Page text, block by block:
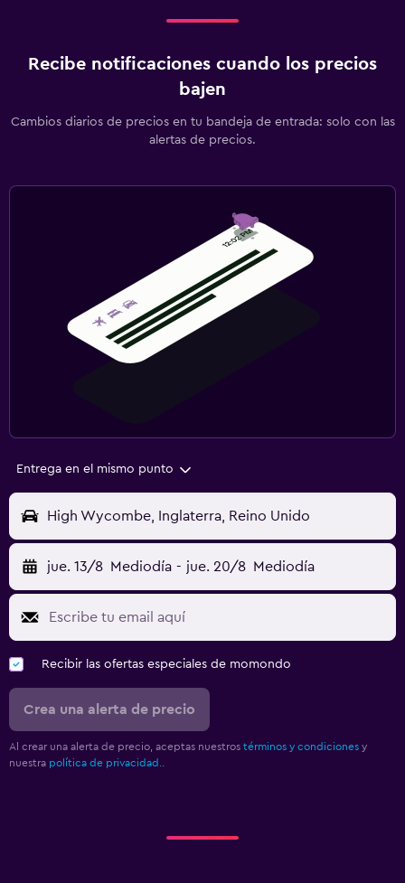
Recibe notificaciones cuando los precios
bajen
Cambios diarios de precios en tu bandeja de entrada: solo con las
alertas de precios.
Entrega en el mismo punto
High Wycombe, Inglaterra, Reino Unido
jue. 13/8 Mediodía - jue. 20/8 Mediodía
Recibir las ofertas especiales de momondo
Crea una alerta de precio
Al crear una alerta de precio, aceptas nuestros términos y condiciones y
nuestra política de privacidad..